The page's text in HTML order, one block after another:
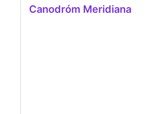
Canodróm Meridiana